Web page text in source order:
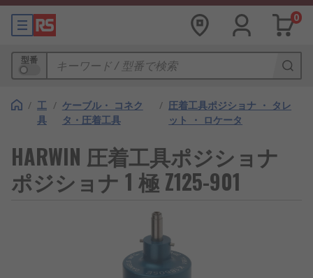
0
型番
/ 工
具
/ ケーブル・ コネク
タ・圧着工具
/ 圧着工具ポジショナ ・ タレ
ット ・ ロケータ
HARWIN 圧着工具ポジショナ
ポジショナ 1 極 Z125-901